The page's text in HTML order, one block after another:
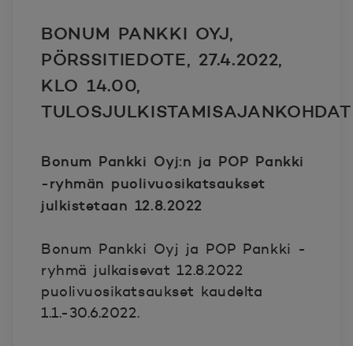
BONUM PANKKI OYJ,
PÖRSSITIEDOTE, 27.4.2022,
KLO 14.00,
TULOSJULKISTAMISAJANKOHDAT
Bonum Pankki Oyj:n ja POP Pankki
-ryhmän puolivuosikatsaukset
julkistetaan 12.8.2022
Bonum Pankki Oyj ja POP Pankki -
ryhmä julkaisevat 12.8.2022
puolivuosikatsaukset kaudelta
1.1.-30.6.2022.